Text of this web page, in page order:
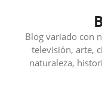
contenidoBlog variado con
televisión, arte,
naturaleza,